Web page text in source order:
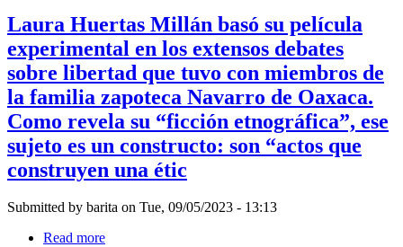
su
infancia
en
la
reserva.
No
por
primera
vez,
se
afin
Work
III
(Trabajo
de
ocio
III),
Lisa
Oppenheim
explora
temáticas
laborales
a
Laura Huertas Millán basó su película
experimental en los extensos debates
sobre libertad que tuvo con miembros de
la familia zapoteca Navarro de Oaxaca.
Como revela su “ficción etnográfica”, ese
sujeto es un constructo: son “actos que
construyen una étic
Submitted by barita on Tue, 09/05/2023 - 13:13
Read more